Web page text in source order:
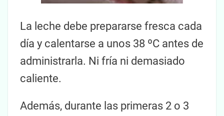
La leche debe prepararse fresca cada
día y calentarse a unos 38 ºC antes de
administrarla. Ni fría ni demasiado
caliente.
Además, durante las primeras 2 o 3